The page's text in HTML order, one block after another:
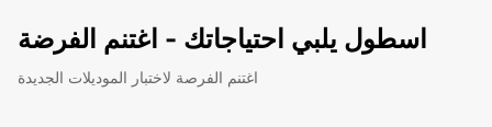
اسطول يلبي احتياجاتك - اغتنم الفرضة
اغتنم الفرصة لاختبار الموديلات الجديدة